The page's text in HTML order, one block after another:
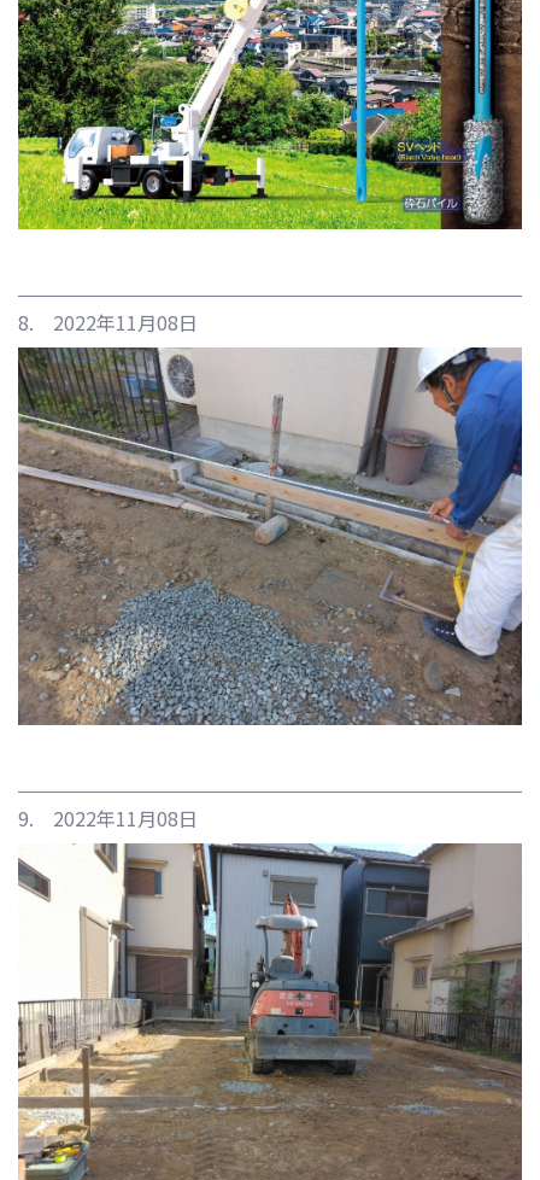
8. 2022年11月08日
9. 2022年11月08日